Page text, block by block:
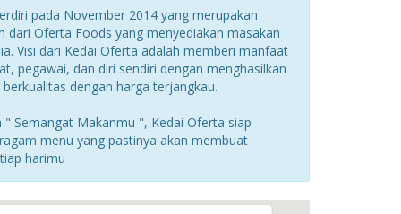
pada November 2014 yang merupakan
dari Oferta Foods yang menyediakan masakan
Visi dari Kedai Oferta adalah memberi manfaat
pegawai, dan diri sendiri dengan menghasilkan
dengan harga terjangkau.
Semangat Makanmu ", Kedai Oferta siap
menu yang pastinya akan membuat
harimu